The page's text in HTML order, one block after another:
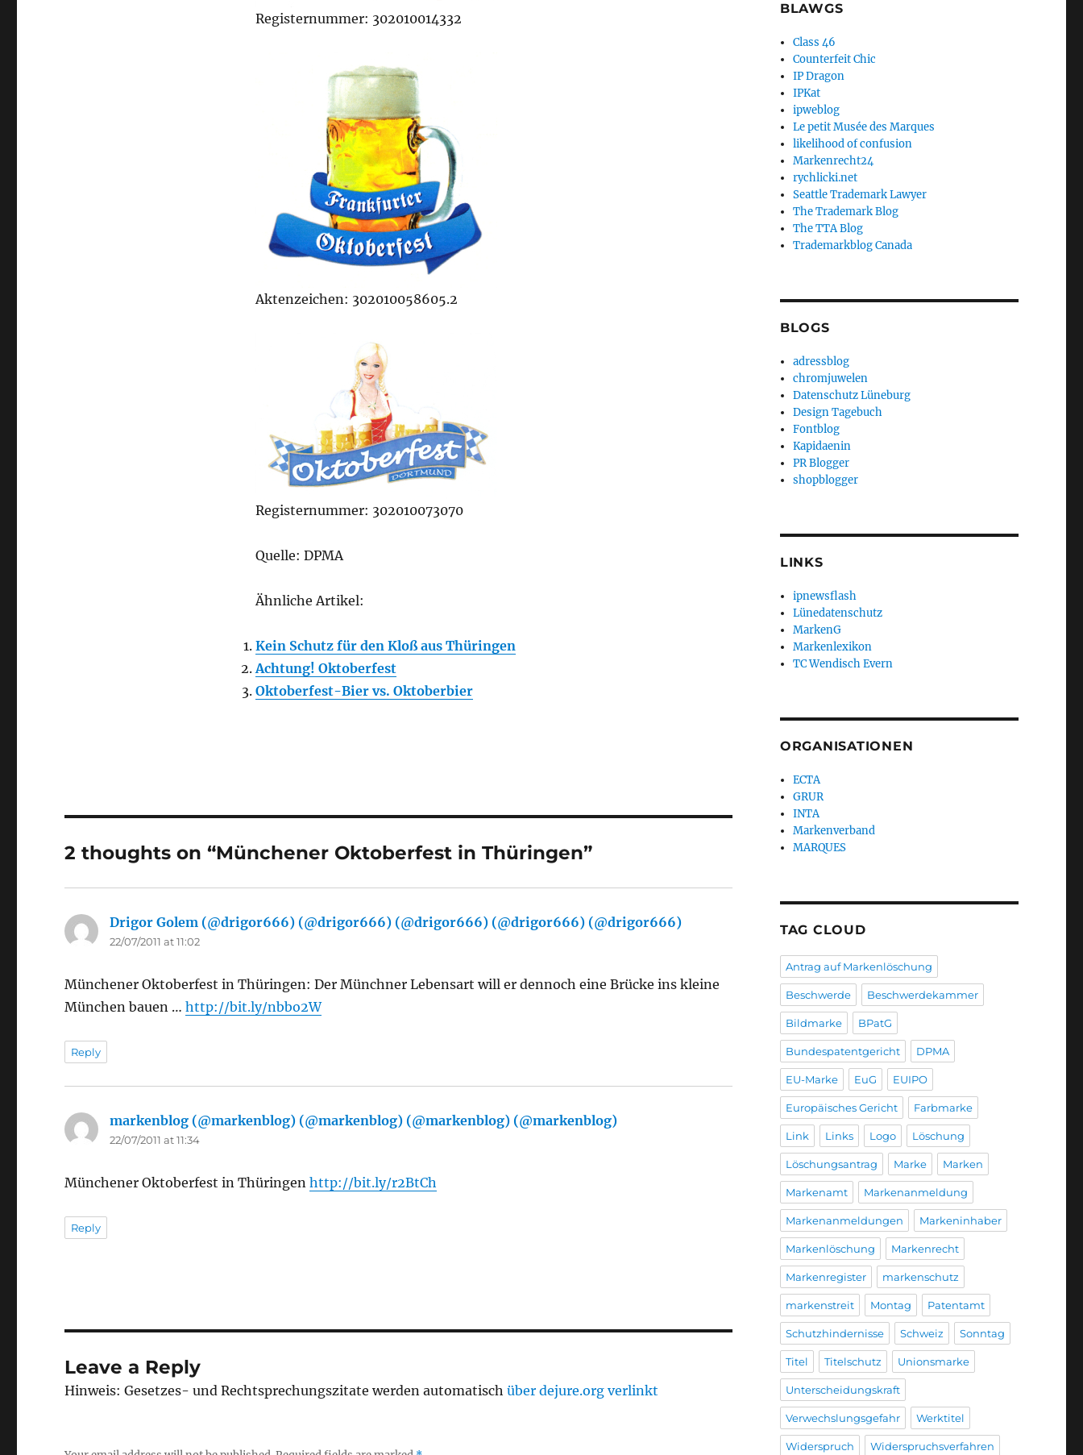
Registernummer: 302010014332
Aktenzeichen: 302010058605.2
Registernummer: 302010073070
Quelle: DPMA
Ähnliche Artikel:
Kein Schutz für den Kloß aus Thüringen
Achtung! Oktoberfest
Oktoberfest-Bier vs. Oktoberbier
2 thoughts on “Münchener Oktoberfest in Thüringen”
Drigor Golem (@drigor666) (@drigor666) (@drigor666) (@drigor666) (@drigor666)
22/07/2011 at 11:02
Münchener Oktoberfest in Thüringen: Der Münchner Lebensart will er dennoch eine Brücke ins kleine
München bauen …http://bit.ly/nbbo2W
Reply
markenblog (@markenblog) (@markenblog) (@markenblog) (@markenblog)
22/07/2011 at 11:34
Münchener Oktoberfest in Thüringenhttp://bit.ly/r2BtCh
Reply
Leave a Reply
Hinweis: Gesetzes- und Rechtsprechungszitate werden automatischüber dejure.org verlinkt
BLAWGS
Class 46
Counterfeit Chic
IP Dragon
IPKat
ipweblog
Le petit Musée des Marques
likelihood of confusion
Markenrecht24
rychlicki.net
Seattle Trademark Lawyer
The Trademark Blog
The TTA Blog
Trademarkblog Canada
BLOGS
adressblog
chromjuwelen
Datenschutz Lüneburg
Design Tagebuch
Fontblog
Kapidaenin
PR Blogger
shopblogger
LINKS
ipnewsflash
Lünedatenschutz
MarkenG
Markenlexikon
TC Wendisch Evern
ORGANISATIONEN
ECTA
GRUR
INTA
Markenverband
MARQUES
TAG CLOUD
Antrag auf Markenlöschung
Beschwerde Beschwerdekammer
Bildmarke BPatG
Bundespatentgericht DPMA
EU-Marke EuG EUIPO
Europäisches Gericht Farbmarke
Link Links Logo Löschung
Löschungsantrag Marke Marken
Markenamt Markenanmeldung
Markenanmeldungen Markeninhaber
Markenlöschung Markenrecht
Markenregister markenschutz
markenstreit Montag Patentamt
Schutzhindernisse Schweiz Sonntag
Titel Titelschutz Unionsmarke
Unterscheidungskraft
Verwechslungsgefahr Werktitel
Widerspruch Widerspruchsverfahren